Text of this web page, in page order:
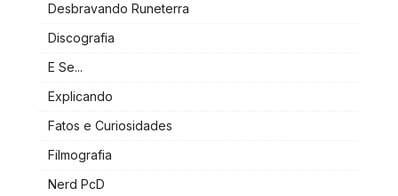
Desbravando Runeterra
Discografia
E Se...
Explicando
Fatos e Curiosidades
Filmografia
Nerd PcD